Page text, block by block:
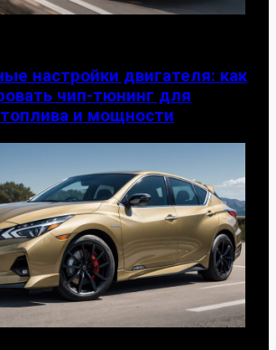
настройки двигателя: как
чип-тюнинг для
и мощности